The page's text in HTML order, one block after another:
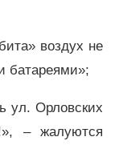
воздух не
батареями»;
ул. Орловских
– жалуются